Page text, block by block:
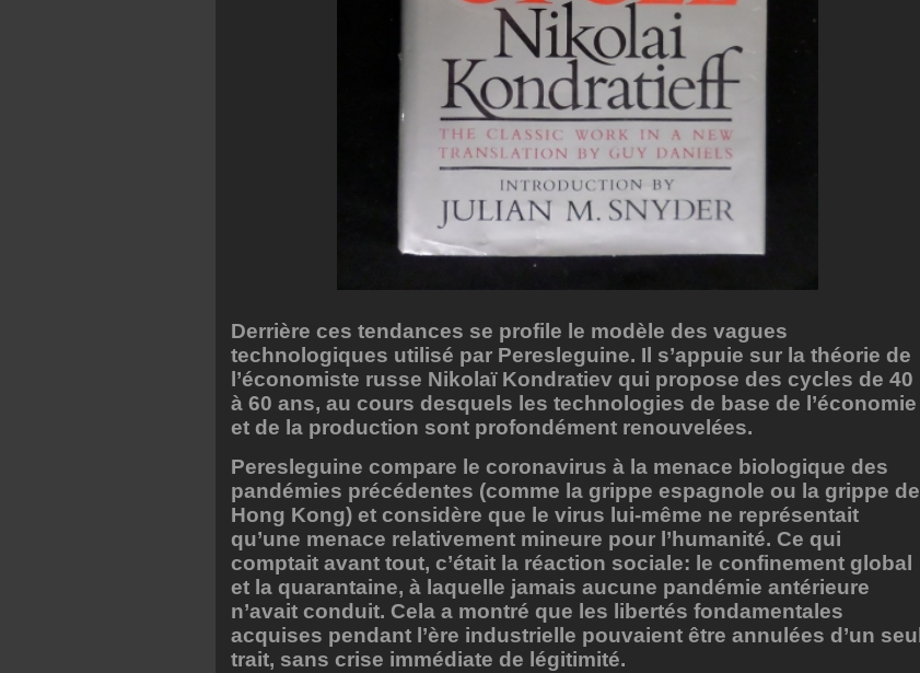
Derrière ces tendances se profile le modèle des vagues
technologiques utilisé par Peresleguine. Il s’appuie sur la théorie de
l’économiste russe Nikolaï Kondratiev qui propose des cycles de 40
à 60 ans, au cours desquels les technologies de base de l’économie
et de la production sont profondément renouvelées.
Peresleguine compare le coronavirus à la menace biologique des
pandémies précédentes (comme la grippe espagnole ou la grippe de
Hong Kong) et considère que le virus lui-même ne représentait
qu’une menace relativement mineure pour l’humanité. Ce qui
comptait avant tout, c’était la réaction sociale: le confinement global
et la quarantaine, à laquelle jamais aucune pandémie antérieure
n’avait conduit. Cela a montré que les libertés fondamentales
acquises pendant l’ère industrielle pouvaient être annulées d’un seul
trait, sans crise immédiate de légitimité.